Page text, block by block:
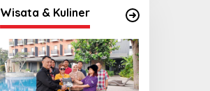
Wisata & Kuliner